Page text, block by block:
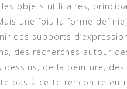
objets utilitaires,
une fois la forme
des supports
des recherches autour
de la peinture,
pas à cette rencontre